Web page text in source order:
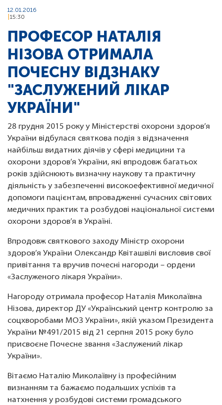
12.01.2016
15:30
ПРОФЕСОР НАТАЛІЯ
НІЗОВА ОТРИМАЛА
ПОЧЕСНУ ВІДЗНАКУ
"ЗАСЛУЖЕНИЙ ЛІКАР
УКРАЇНИ"
28 грудня 2015 року у Міністерстві охорони здоров’я
України відбулася святкова подія з відзначення
найбільш видатних діячів у сфері медицини та
охорони здоров’я України, які впродовж багатьох
років здійснюють визначну наукову та практичну
діяльність у забезпеченні високоефективної медичної
допомоги пацієнтам, впровадженні сучасних світових
медичних практик та розбудові національної системи
охорони здоров’я в Україні.
Впродовж святкового заходу Міністр охорони
здоров’я України Олександр Квіташвілі висловив свої
привітання та вручив почесні нагороди – ордени
«Заслуженого лікаря України».
Нагороду отримала професор Наталія Миколаївна
Нізова, директор ДУ «Український центр контролю за
соцхворобами МОЗ України», якій указом Президента
України №491/2015 від 21 серпня 2015 року було
присвоєне Почесне звання «Заслужений лікар
України».
Вітаємо Наталію Миколаївну із професійним
визнанням та бажаємо подальших успіхів та
натхнення у розбудові системи громадського